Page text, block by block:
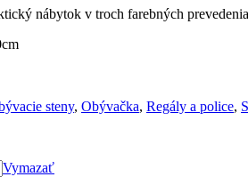
nábytok v troch farebných
steny, Obývačka, Regály a police,
Vymazať